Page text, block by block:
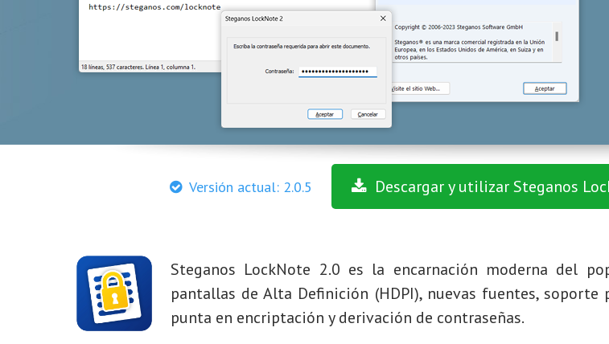
Versión actual: 2.0.5 Descargar y utilizar Steganos
Steganos LockNote 2.0 es la encarnación moderna del
pantallas de Alta Definición (HDPI), nuevas fuentes,
punta en encriptación y derivación de contraseñas.